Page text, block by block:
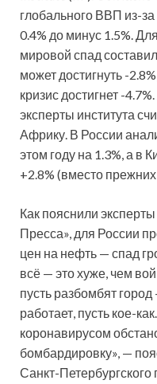
глобального ВВП из-
0.4% до минус 1.5%.
мировой спад
может достигнуть -
кризис достигнет -
эксперты института
Африку. В России
этом году на 1.3%, а в
+2.8% (вместо
Как пояснили
Пресса», для России
цен на нефть — спад
всё — это хуже, чем
пусть разбомбят
работает, пусть кое-
коронавирусом
бомбардировку», —
Санкт-Петербургского